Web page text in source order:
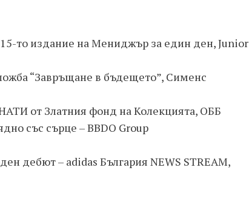
то издание на Мениджър за един ден, Junior
“Завръщане в бъдещето”, Сименс
от Златния фонд на Колекцията, ОББ
със сърце – BBDO Group
дебют – adidas България NEWS STREAM,